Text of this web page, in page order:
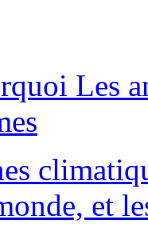
Les
et